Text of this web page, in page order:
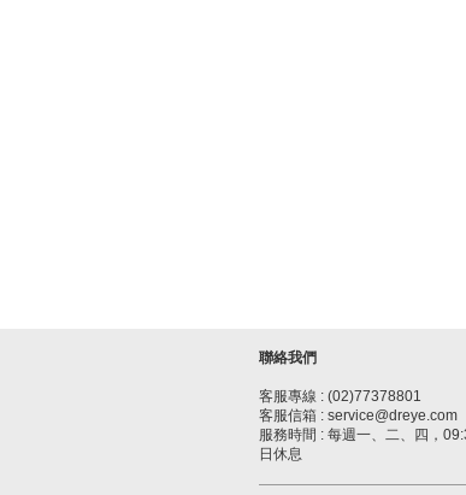
聯絡我們
客服專線 : (02)77378801
客服信箱 : service@dreye.com
服務時間 : 每週一、二、四，
日休息